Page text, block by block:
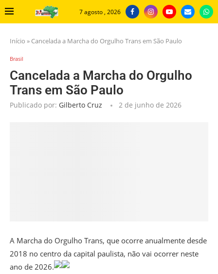
7 agosto , 2026
Início » Cancelada a Marcha do Orgulho Trans em São Paulo
Brasil
Cancelada a Marcha do Orgulho
Trans em São Paulo
Publicado por: Gilberto Cruz 2 de junho de 2026
A Marcha do Orgulho Trans, que ocorre anualmente desde
2018 no centro da capital paulista, não vai ocorrer neste
ano de 2026.